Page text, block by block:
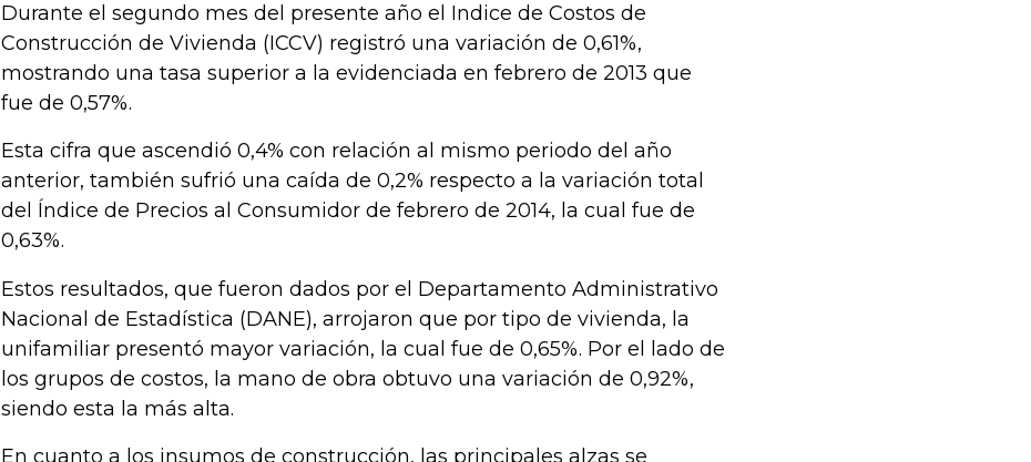
Durante el segundo mes del presente año el Indice de Costos de
Construcción de Vivienda (ICCV) registró una variación de 0,61%,
mostrando una tasa superior a la evidenciada en febrero de 2013 que
fue de 0,57%.
Esta cifra que ascendió 0,4% con relación al mismo periodo del año
anterior, también sufrió una caída de 0,2% respecto a la variación total
del Índice de Precios al Consumidor de febrero de 2014, la cual fue de
0,63%.
Estos resultados, que fueron dados por el Departamento Administrativo
Nacional de Estadística (DANE), arrojaron que por tipo de vivienda, la
unifamiliar presentó mayor variación, la cual fue de 0,65%. Por el lado de
los grupos de costos, la mano de obra obtuvo una variación de 0,92%,
siendo esta la más alta.
En cuanto a los insumos de construcción, las principales alzas se